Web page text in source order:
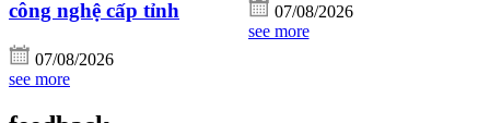
công nghệ cấp tỉnh
07/08/2026
see more
07/08/2026
see more